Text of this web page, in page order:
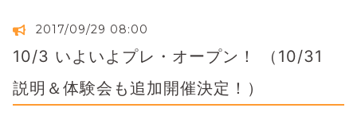
2017/09/29 08:00
10/3 いよいよプレ・オープン！ （10/31
説明＆体験会も追加開催決定！）